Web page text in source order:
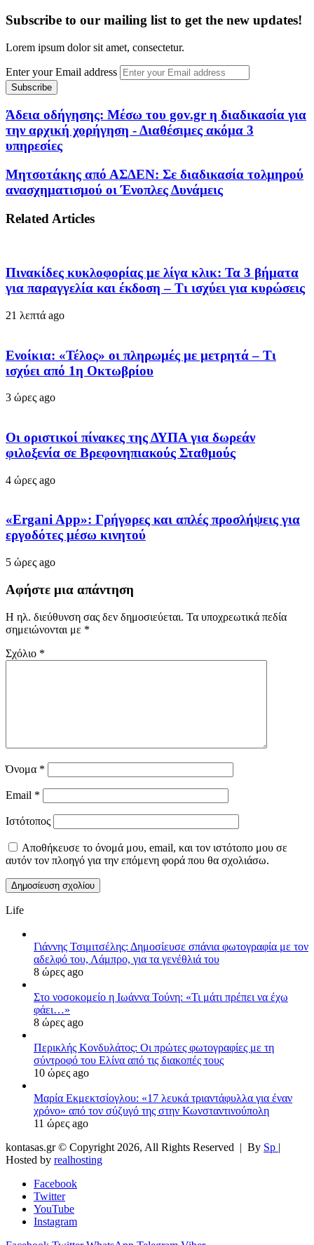
Subscribe to our mailing list to get the new updates!
Lorem ipsum dolor sit amet, consectetur.
Enter your Email address
Άδεια οδήγησης: Μέσω του gov.gr η διαδικασία για
την αρχική χορήγηση - Διαθέσιμες ακόμα 3
υπηρεσίες
Μητσοτάκης από ΑΣΔΕΝ: Σε διαδικασία τολμηρού
ανασχηματισμού οι Ένοπλες Δυνάμεις
Related Articles
Πινακίδες κυκλοφορίας με λίγα κλικ: Τα 3 βήματα
για παραγγελία και έκδοση – Τι ισχύει για κυρώσεις
21 λεπτά ago
Ενοίκια: «Τέλος» οι πληρωμές με μετρητά – Τι
ισχύει από 1η Οκτωβρίου
3 ώρες ago
Οι οριστικοί πίνακες της ΔΥΠΑ για δωρεάν
φιλοξενία σε Βρεφονηπιακούς Σταθμούς
4 ώρες ago
«Ergani App»: Γρήγορες και απλές προσλήψεις για
εργοδότες μέσω κινητού
5 ώρες ago
Αφήστε μια απάντηση
Η ηλ. διεύθυνση σας δεν δημοσιεύεται. Τα υποχρεωτικά πεδία
σημειώνονται με *
Σχόλιο *
Όνομα *
Email *
Ιστότοπος
Αποθήκευσε το όνομά μου, email, και τον ιστότοπο μου σε
αυτόν τον πλοηγό για την επόμενη φορά που θα σχολιάσω.
Life
Γιάννης Τσιμιτσέλης: Δημοσίευσε σπάνια φωτογραφία με τον
αδελφό του, Λάμπρο, για τα γενέθλιά του
8 ώρες ago
Στο νοσοκομείο η Ιωάννα Τούνη: «Τι μάτι πρέπει να έχω
φάει…»
8 ώρες ago
Περικλής Κονδυλάτος: Οι πρώτες φωτογραφίες με τη
σύντροφό του Ελίνα από τις διακοπές τους
10 ώρες ago
Μαρία Εκμεκτσίογλου: «17 λευκά τριαντάφυλλα για έναν
χρόνο» από τον σύζυγό της στην Κωνσταντινούπολη
11 ώρες ago
kontasas.gr © Copyright 2026, All Rights Reserved | By Sp |
Hosted by realhosting
Facebook
Twitter
YouTube
Instagram